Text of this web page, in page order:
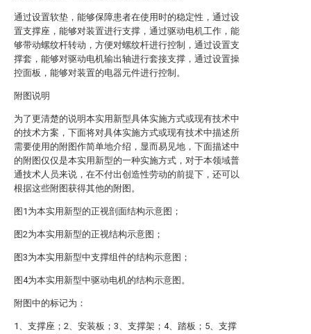
通过设置软垫，能够保障患者在使用时的稳定性，通过设
置支撑座，能够对装置进行支撑，通过驱动电机工作，能
够带动螺纹杆转动，方便对螺纹杆进行控制，通过设置支
撑套，能够对驱动电机输出轴进行套接支撑，通过设置操
控面板，能够对装置的电器元件进行控制。
附图说明
为了更清楚的说明本实用新型具体实施方式或现有技术中
的技术方案，下面将对具体实施方式或现有技术中描述所
需要使用的附图作简单地介绍，显而易见地，下面描述中
的附图仅仅是本实用新型的一种实施方式，对于本领域普
通技术人员来说，在不付出创造性劳动的前提下，还可以
根据这些附图获得其他的附图。
图1为本实用新型的正视剖面结构示意图；
图2为本实用新型的正视结构示意图；
图3为本实用新型中支撑组件的结构示意图；
图4为本实用新型中驱动电机的结构示意图。
附图中的标记为：
1、支撑座；2、安装板；3、支撑架；4、踏板；5、支撑